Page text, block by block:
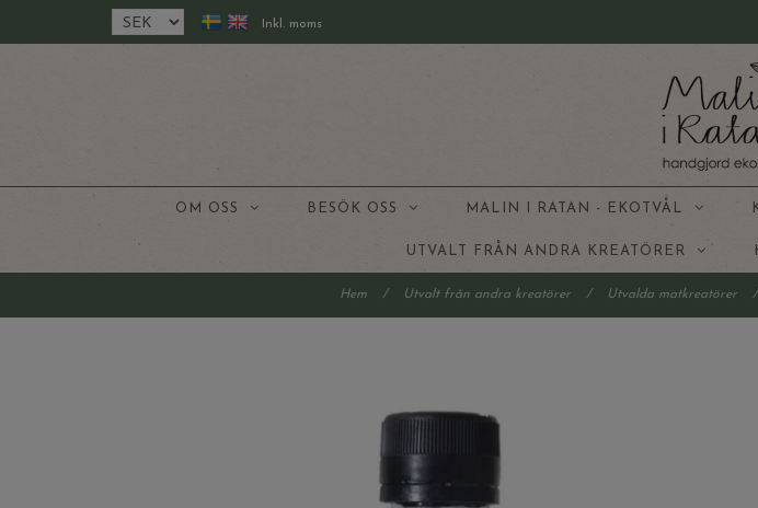
Inkl. moms
OM OSS BESÖK OSS MALIN I RATAN - EKOTVÅL
UTVALT FRÅN ANDRA KREATÖRER
Hem / Utvalt från andra kreatörer / Utvalda matkreatörer /